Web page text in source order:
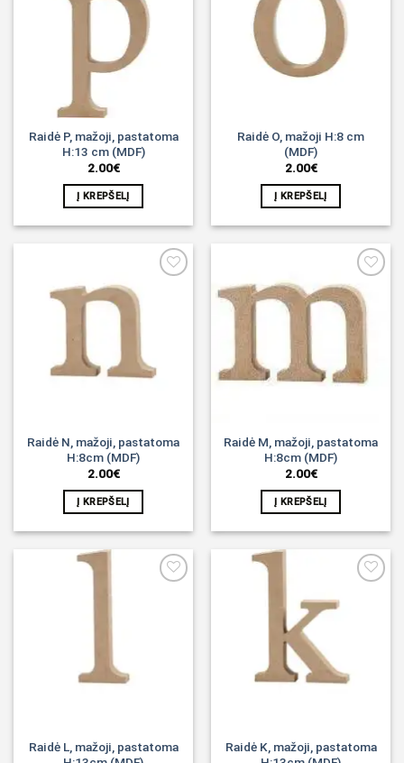
Raidė P, mažoji, pastatoma
H:13 cm (MDF)
2.00€
Į KREPŠELĮ
Raidė O, mažoji H:8 cm
(MDF)
2.00€
Į KREPŠELĮ
Raidė N, mažoji, pastatoma
H:8cm (MDF)
2.00€
Į KREPŠELĮ
Raidė M, mažoji, pastatoma
H:8cm (MDF)
2.00€
Į KREPŠELĮ
Raidė L, mažoji, pastatoma
Raidė K, mažoji, pastatoma